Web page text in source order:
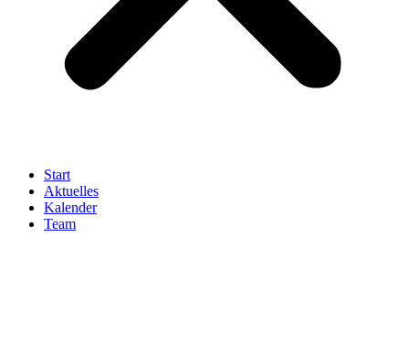
Start
Aktuelles
Kalender
Team